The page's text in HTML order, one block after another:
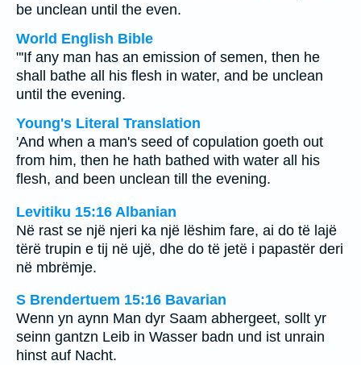
be unclean until the even.
World English Bible
"'If any man has an emission of semen, then he
shall bathe all his flesh in water, and be unclean
until the evening.
Young's Literal Translation
'And when a man's seed of copulation goeth out
from him, then he hath bathed with water all his
flesh, and been unclean till the evening.
Levitiku 15:16 Albanian
Në rast se një njeri ka një lëshim fare, ai do të lajë
tërë trupin e tij në ujë, dhe do të jetë i papastër deri
në mbrëmje.
S Brendertuem 15:16 Bavarian
Wenn yn aynn Man dyr Saam abhergeet, sollt yr
seinn gantzn Leib in Wasser badn und ist unrain
hinst auf Nacht.